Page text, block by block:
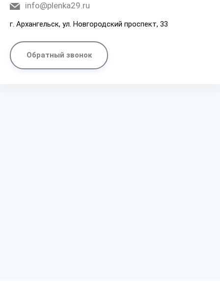
info@plenka29.ru
г. Архангельск, ул. Новгородский проспект, 33
Обратный звонок